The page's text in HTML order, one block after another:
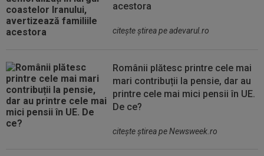
acestora
citeşte ştirea pe adevarul.ro
Românii plătesc printre cele mai
mari contribuții la pensie, dar au
printre cele mai mici pensii în UE.
De ce?
citeşte ştirea pe Newsweek.ro